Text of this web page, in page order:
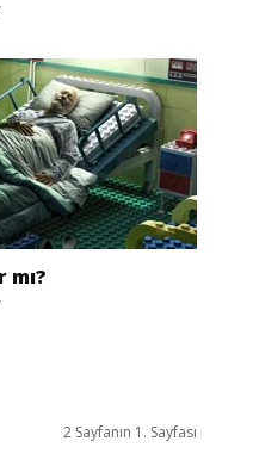
2 Sayfanın 1. Sayfası